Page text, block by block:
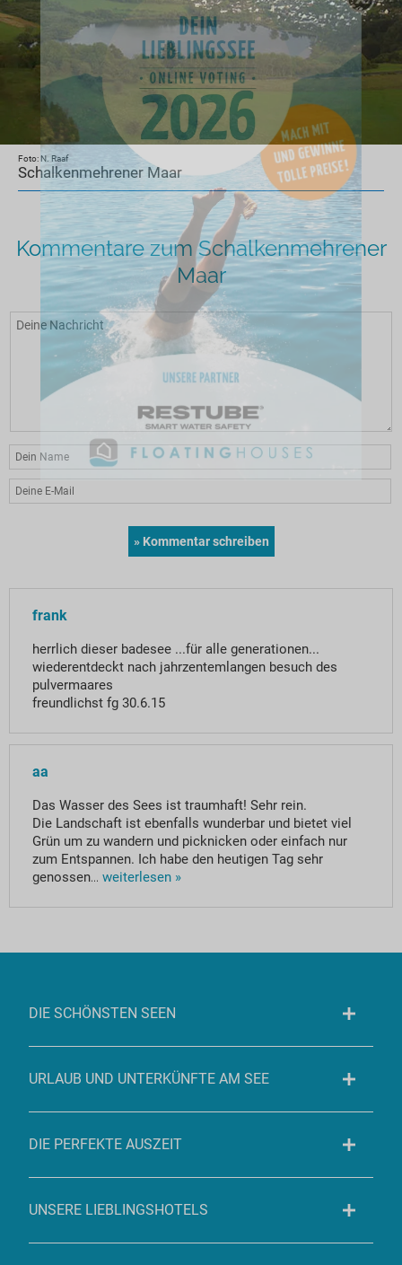
Foto: N. Raaf
Schalkenmehrener Maar
Kommentare zum Schalkenmehrener
Maar
frank
herrlich dieser badesee ...für alle generationen...
wiederentdeckt nach jahrzentemlangen besuch des
pulvermaares
freundlichst fg 30.6.15
aa
Das Wasser des Sees ist traumhaft! Sehr rein.
Die Landschaft ist ebenfalls wunderbar und bietet viel
Grün um zu wandern und picknicken oder einfach nur
zum Entspannen. Ich habe den heutigen Tag sehr
genossen... weiterlesen »
DIE SCHÖNSTEN SEEN
URLAUB UND UNTERKÜNFTE AM SEE
DIE PERFEKTE AUSZEIT
UNSERE LIEBLINGSHOTELS